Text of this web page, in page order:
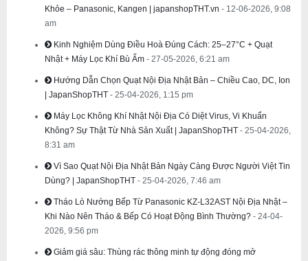
Khỏe – Panasonic, Kangen | japanshopTHT.vn - 12-06-2026, 9:08
am
Kinh Nghiệm Dùng Điều Hoà Đúng Cách: 25–27°C + Quạt
Nhật + Máy Lọc Khí Bù Ẩm - 27-05-2026, 6:21 am
Hướng Dẫn Chọn Quạt Nội Địa Nhật Bản – Chiều Cao, DC, Ion
| JapanShopTHT - 25-04-2026, 1:15 pm
Máy Lọc Không Khí Nhật Nội Địa Có Diệt Virus, Vi Khuẩn
Không? Sự Thật Từ Nhà Sản Xuất | JapanShopTHT - 25-04-2026,
8:31 am
Vì Sao Quạt Nội Địa Nhật Bản Ngày Càng Được Người Việt Tin
Dùng? | JapanShopTHT - 25-04-2026, 7:46 am
Tháo Lò Nướng Bếp Từ Panasonic KZ-L32AST Nội Địa Nhật –
Khi Nào Nên Tháo & Bếp Có Hoạt Động Bình Thường? - 24-04-
2026, 9:56 pm
Giảm giá sâu: Thùng rác thông minh tự động đóng mở